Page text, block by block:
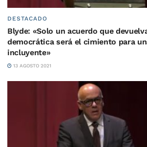
DESTACADO
Blyde: «Solo un acuerdo que
democrática será el cimiento para
incluyente»
13 AGOSTO 2021